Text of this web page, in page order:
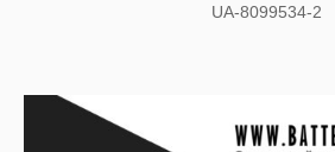
UA-8099534-2